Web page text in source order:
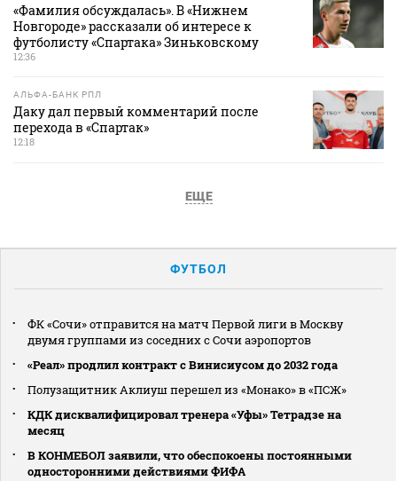
«Фамилия обсуждалась». В «Нижнем
Новгороде» рассказали об интересе к
футболисту «Спартака» Зиньковскому
12:36
АЛЬФА-БАНК РПЛ
Даку дал первый комментарий после
перехода в «Спартак»
12:18
ЕЩЕ
ФУТБОЛ
ФК «Сочи» отправится на матч Первой лиги в Москву
двумя группами из соседних с Сочи аэропортов
«Реал» продлил контракт с Винисиусом до 2032 года
Полузащитник Аклиуш перешел из «Монако» в «ПСЖ»
КДК дисквалифицировал тренера «Уфы» Тетрадзе на
месяц
В КОНМЕБОЛ заявили, что обеспокоены постоянными
односторонними действиями ФИФА